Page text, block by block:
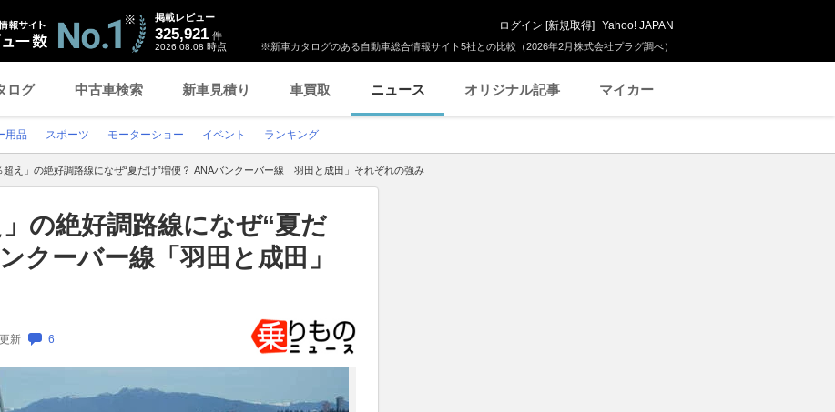
※新車カタログのある自動車総合情報サイト5社との比較（2026年2月株式会社プラグ調べ）
掲載レビュー
325,921 件
2026.08.08 時点
ログイン [新規取得] Yahoo! JAPAN
ログ 中古車検索 新車見積り 車買取 ニュース オリジナル記事 マイカー
用品 スポーツ モーターショー イベント ランキング
超え」の絶好調路線になぜ“夏だけ”増便？ ANAバンクーバー線「羽田と成田」それぞれの強み
」の絶好調路線になぜ“夏だ
クーバー線「羽田と成田」
更新 6